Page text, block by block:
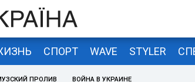
СПОРТ WAVE STYLER
ПРОЛИВ ВОЙНА В УКРАИНЕ